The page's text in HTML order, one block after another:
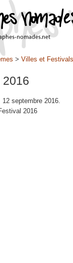
> Villes et Festivals
2016
12 septembre 2016.
2016